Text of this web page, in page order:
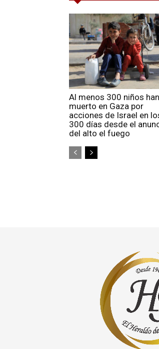
Al menos 300 niños han
muerto en Gaza por
acciones de Israel en
300 días desde el
del alto el fuego